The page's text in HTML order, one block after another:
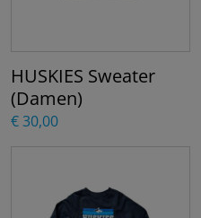
HUSKIES Sweater
(Damen)
€ 30,00